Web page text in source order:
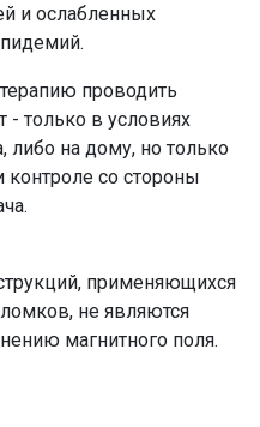
и ослабленных
проводить
- только в условиях
либо на дому, но только
контроле со стороны
применяющихся
не являются
магнитного поля.